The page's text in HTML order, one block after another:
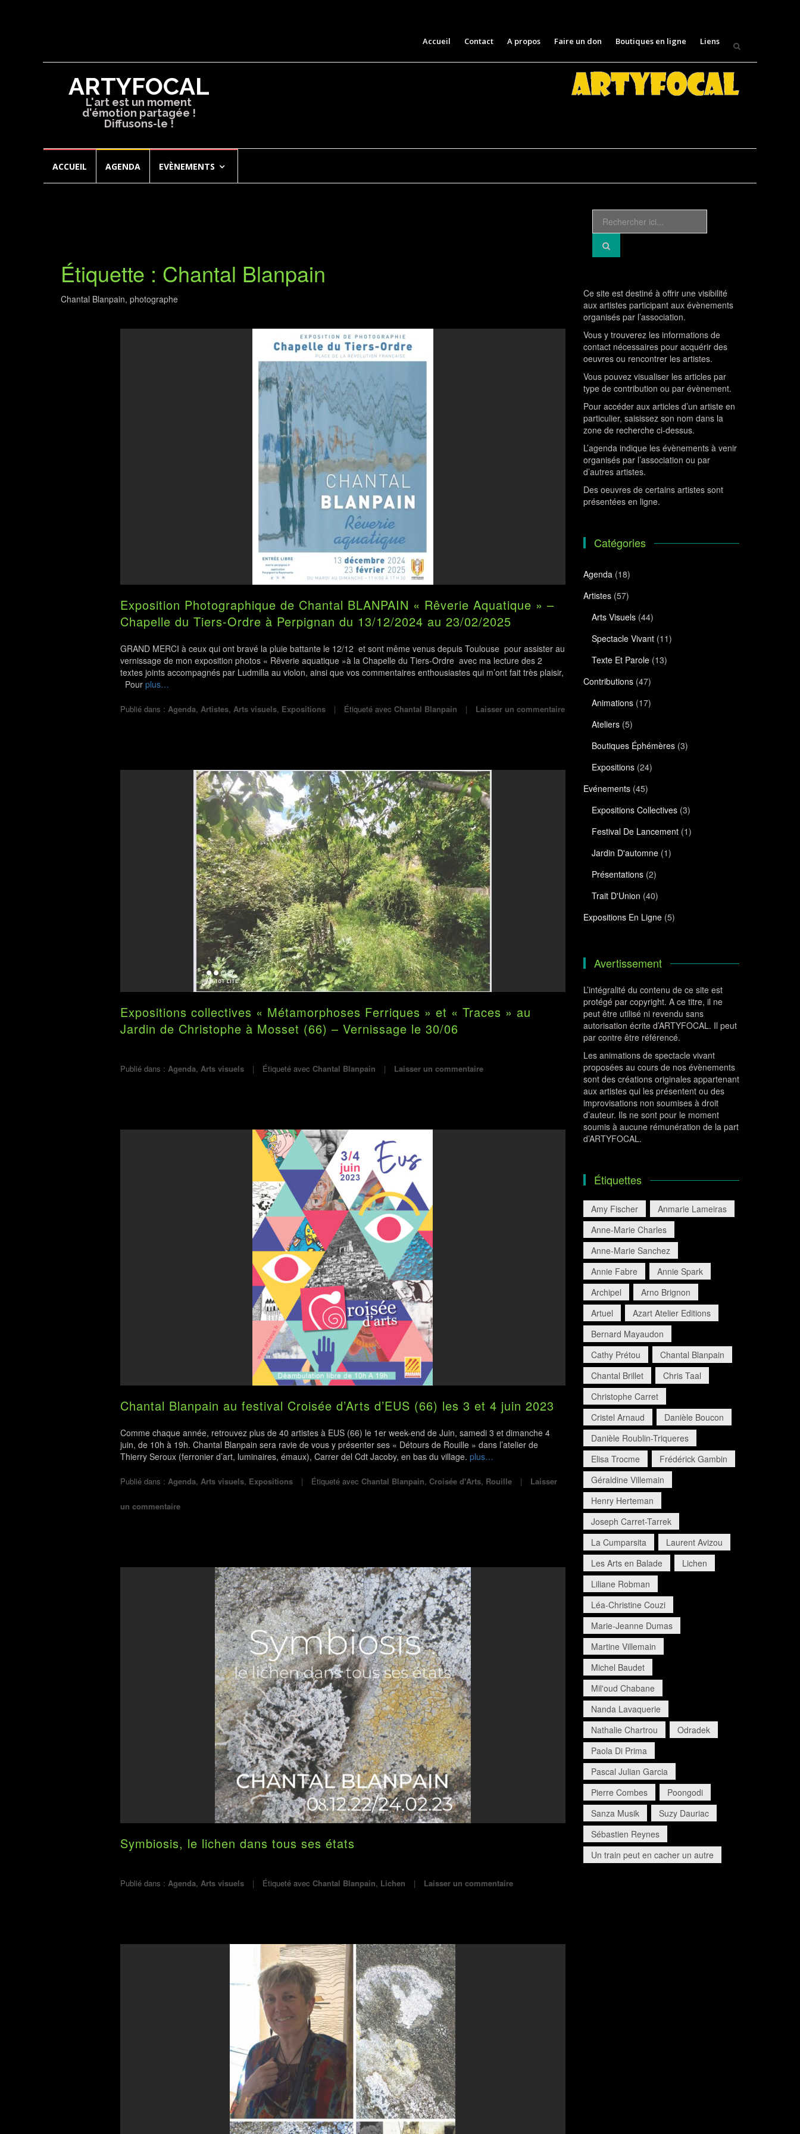
Aller
au
Accueil Contact A propos Faire un don Boutiques en ligne Liens
ARTYFOCAL
L'art est un moment
d'émotion partagée !
Diffusons-le !
auACCUEIL AGENDA EVÈNEMENTS
Étiquette : Chantal Blanpain
Chantal Blanpain, photographe
Exposition Photographique de Chantal BLANPAIN « Rêverie Aquatique » –
Chapelle du Tiers-Ordre à Perpignan du 13/12/2024 au 23/02/2025
GRAND MERCI à ceux qui ont bravé la pluie battante le 12/12 et sont même venus depuis Toulouse pour assister au
vernissage de mon exposition photos « Rêverie aquatique »à la Chapelle du Tiers-Ordre avec ma lecture des 2
textes joints accompagnés par Ludmilla au violon, ainsi que vos commentaires enthousiastes qui m’ont fait très plaisir,
Pour plus…
Publié dans : Agenda, Artistes, Arts visuels, Expositions Étiqueté avec Chantal Blanpain Laisser un commentaire
Expositions collectives « Métamorphoses Ferriques » et « Traces » au
Jardin de Christophe à Mosset (66) – Vernissage le 30/06
Publié dans : Agenda, Arts visuels Étiqueté avec Chantal Blanpain Laisser un commentaire
Chantal Blanpain au festival Croisée d’Arts d’EUS (66) les 3 et 4 juin 2023
Comme chaque année, retrouvez plus de 40 artistes à EUS (66) le 1er week-end de Juin, samedi 3 et dimanche 4
juin, de 10h à 19h. Chantal Blanpain sera ravie de vous y présenter ses « Détours de Rouille » dans l’atelier de
Thierry Seroux (ferronier d’art, luminaires, émaux), Carrer del Cdt Jacoby, en bas du village. plus…
Publié dans : Agenda, Arts visuels, Expositions Étiqueté avec Chantal Blanpain, Croisée d'Arts, Rouille Laisser
un commentaire
Symbiosis, le lichen dans tous ses états
Publié dans : Agenda, Arts visuels Étiqueté avec Chantal Blanpain, Lichen Laisser un commentaire
Recherche
pour
Ce site est destiné à offrir une visibilité
aux artistes participant aux évènements
organisés par l’association.
Vous y trouverez les informations de
contact nécessaires pour acquérir des
oeuvres ou rencontrer les artistes.
Vous pouvez visualiser les articles par
type de contribution ou par évènement.
Pour accéder aux articles d’un artiste en
particulier, saisissez son nom dans la
zone de recherche ci-dessus.
L’agenda indique les évènements à venir
organisés par l’association ou par
d’autres artistes.
Des oeuvres de certains artistes sont
présentées en ligne.
Catégories
Agenda(18)
Artistes(57)
Arts Visuels(44)
Spectacle Vivant(11)
Texte Et Parole(13)
Contributions(47)
Animations(17)
Ateliers(5)
Boutiques Éphémères(3)
Expositions(24)
Evénements(45)
Expositions Collectives(3)
Festival De Lancement(1)
Jardin D'automne(1)
Présentations(2)
Trait D'Union (40)
Expositions En Ligne(5)
Avertissement
L’intégralité du contenu de ce site est
protégé par copyright. A ce titre, il ne
peut être utilisé ni revendu sans
autorisation écrite d’ARTYFOCAL. Il peut
par contre être référencé.
Les animations de spectacle vivant
proposées au cours de nos évènements
sont des créations originales appartenant
aux artistes qui les présentent ou des
improvisations non soumises à droit
d’auteur. Ils ne sont pour le moment
soumis à aucune rémunération de la part
d’ARTYFOCAL.
Étiquettes
Amy Fischer
Anmarie Lameiras
Anne-Marie Charles
Anne-Marie Sanchez
Annie Fabre
Annie Spark
Archipel
Arno Brignon
Artuel
Azart Atelier Editions
Bernard Mayaudon
Cathy Prétou
Chantal Blanpain
Chantal Brillet
Chris Taal
Christophe Carret
Cristel Arnaud
Danièle Boucon
Danièle Roublin-Triqueres
Elisa Trocme
Frédérick Gambin
Géraldine Villemain
Henry Herteman
Joseph Carret-Tarrek
La Cumparsita
Laurent Avizou
Les Arts en Balade
Lichen
Liliane Robman
Léa-Christine Couzi
Marie-Jeanne Dumas
Martine Villemain
Michel Baudet
Mil'oud Chabane
Nanda Lavaquerie
Nathalie Chartrou
Odradek
Paola Di Prima
Pascal Julian Garcia
Pierre Combes
Poongodi
Sanza Musik
Suzy Dauriac
Sébastien Reynes
Un train peut en cacher un autre